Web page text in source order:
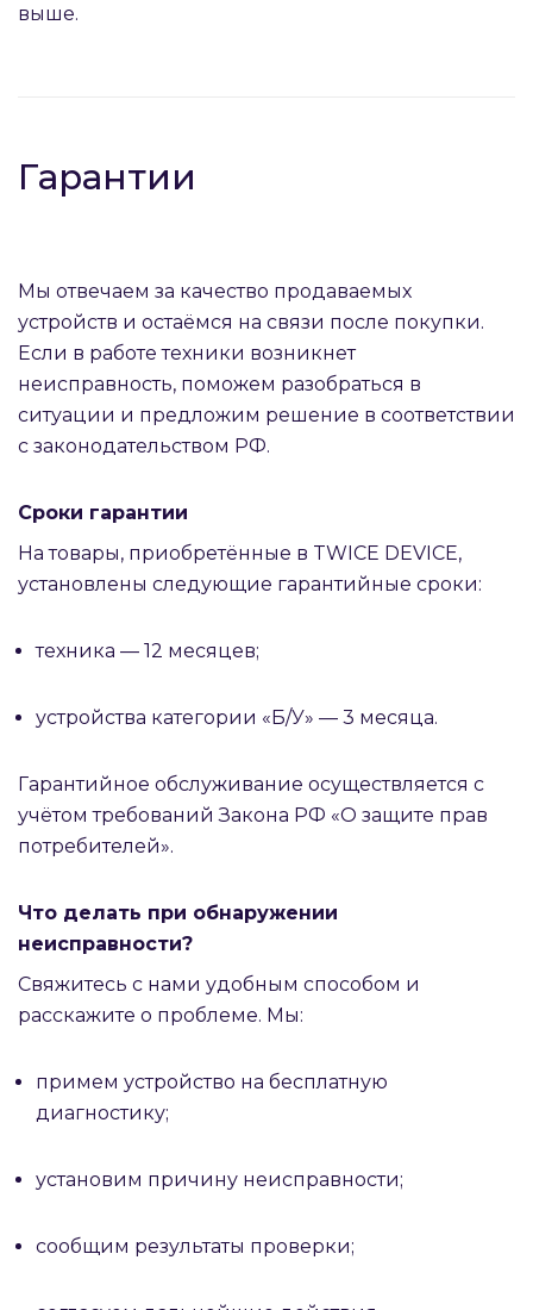
выше.
Гарантии
Мы отвечаем за качество продаваемых
устройств и остаёмся на связи после покупки.
Если в работе техники возникнет
неисправность, поможем разобраться в
ситуации и предложим решение в соответствии
с законодательством РФ.
Сроки гарантии
На товары, приобретённые в TWICE DEVICE,
установлены следующие гарантийные сроки:
техника — 12 месяцев;
устройства категории «Б/У» — 3 месяца.
Гарантийное обслуживание осуществляется с
учётом требований Закона РФ «О защите прав
потребителей».
Что делать при обнаружении
неисправности?
Свяжитесь с нами удобным способом и
расскажите о проблеме. Мы:
примем устройство на бесплатную
диагностику;
установим причину неисправности;
сообщим результаты проверки;